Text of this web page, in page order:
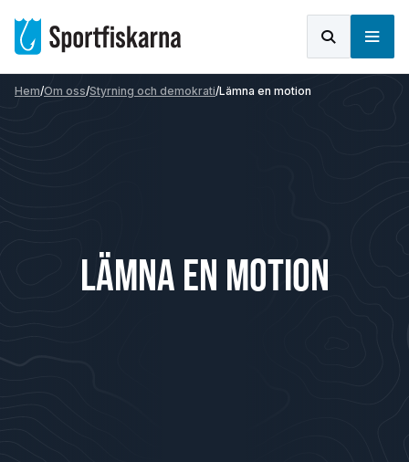
Hem/Om oss/Styrning och demokrati/Lämna en motion
LÄMNA EN MOTION